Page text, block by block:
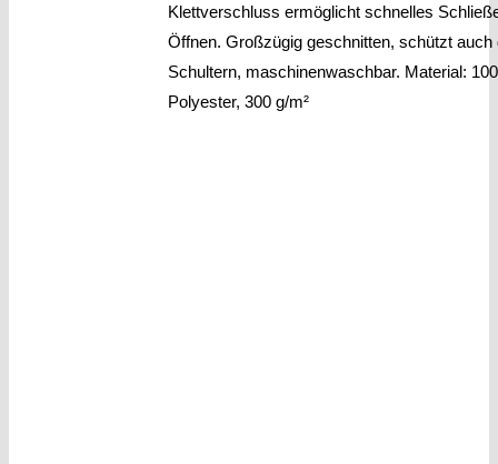
Klettverschluss ermöglicht schnelles
Öffnen. Großzügig geschnitten, schützt auch
Schultern, maschinenwaschbar. Material:
Polyester, 300 g/m²